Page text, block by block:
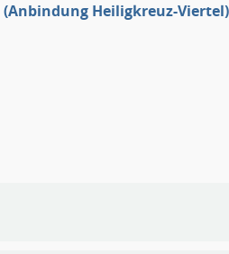
Heiligkreuz-